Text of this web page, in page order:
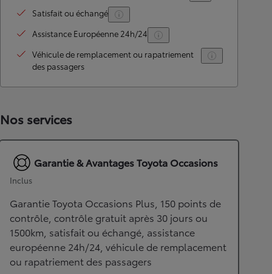
Satisfait ou échangé
Assistance Européenne 24h/24
Véhicule de remplacement ou rapatriement
des passagers
Nos services
Garantie & Avantages Toyota Occasions
Inclus
Garantie Toyota Occasions Plus, 150 points de
contrôle, contrôle gratuit après 30 jours ou
1500km, satisfait ou échangé, assistance
européenne 24h/24, véhicule de remplacement
ou rapatriement des passagers